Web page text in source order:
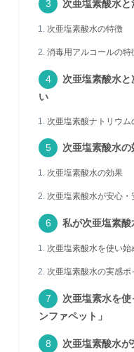
次亜塩素酸水
次亜塩素酸水の特徴
消毒用アルコールの特
次亜塩素酸水
い
次亜塩素酸ナトリウム
次亜塩素酸水の
次亜塩素酸水の効果
次亜塩素酸水が安心
私が次亜塩素
次亜塩素酸水を使い始
次亜塩素酸水の実感ポ
次亜塩素水を
ンファペット」
次亜塩素酸水が